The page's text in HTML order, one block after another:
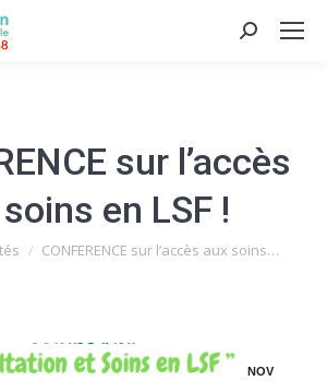
Recherche
sur l’accès
en LSF !
CONFERENCE sur l’accès aux soins…
NOV